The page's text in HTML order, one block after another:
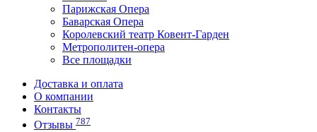
Парижская Опера
Баварская Опера
Королевский театр Ковент-Гарден
Метрополитен-опера
Все площадки
Доставка и оплата
О компании
Контакты
Отзывы 787